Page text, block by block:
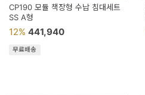
기
획
전
CP190 모듈 책장형 수납 침대세트
SS A형
12% 441,940
무료배송